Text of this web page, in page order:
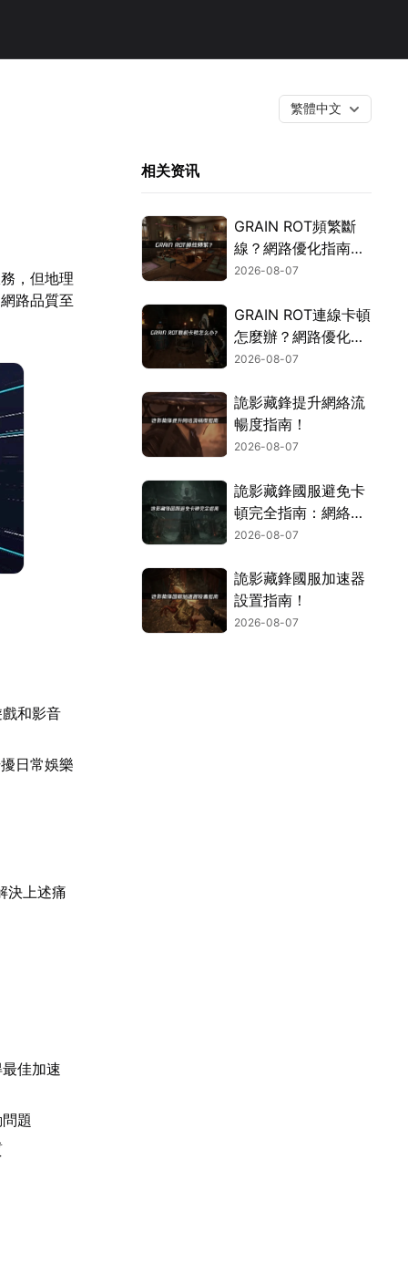
繁體中文
，但地理
路品質至
和影音
日常娛樂
決上述痛
佳加速
題
相关资讯
GRAIN ROT頻繁斷
線？網路優化指南一
次搞定！
2026-08-07
GRAIN ROT連線卡頓
怎麼辦？網路優化這
樣解決！
2026-08-07
詭影藏鋒提升網絡流
暢度指南！
2026-08-07
詭影藏鋒國服避免卡
頓完全指南：網絡優
化與解決技巧！
2026-08-07
詭影藏鋒國服加速器
設置指南！
2026-08-07